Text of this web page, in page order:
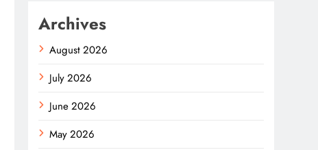
Archives
August 2026
July 2026
June 2026
May 2026